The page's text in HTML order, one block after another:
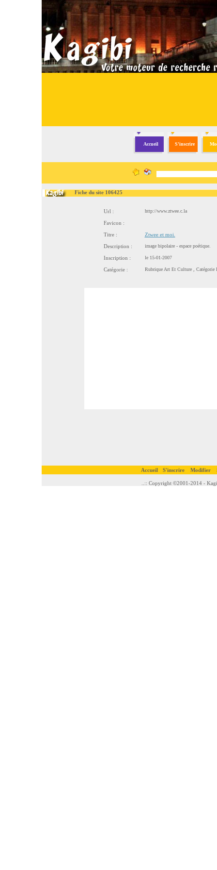
Accueil S'inscrire
Fiche du site 106425
Url : http://www.ztwee.c.la
Favicon :
Titre :
Ztwee et moi.
Description :
image bipolaire - espace poétique.
Inscription : le 15-01-2007
Catégorie : Rubrique Art Et Culture, Catégorie
Accueil S'inscrire Modifier
..:: Copyright ©2001-2014 -